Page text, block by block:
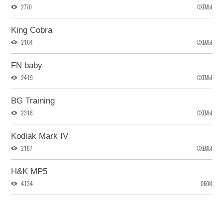
2770 СХЕМЫ
King Cobra
2164 СХЕМЫ
FN baby
2419 СХЕМЫ
BG Training
2318 СХЕМЫ
Kodiak Mark IV
2187 СХЕМЫ
H&K MP5
4134 ОБОИ